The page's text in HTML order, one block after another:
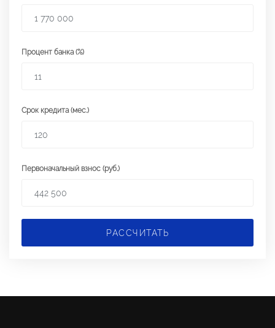
Процент банка (%)
Срок кредита (мес.)
Первоначальный взнос (руб.)
РАССЧИТАТЬ